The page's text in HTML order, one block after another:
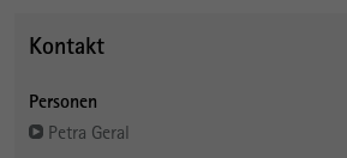
Kontakt
Personen
Petra Geral